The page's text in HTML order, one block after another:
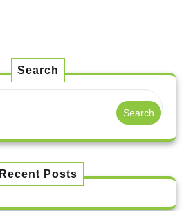
Search
Search
Recent Posts